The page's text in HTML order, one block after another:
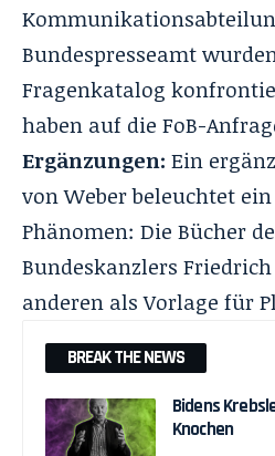
Bundespresseamt
Fragenkatalog
haben auf die FoB-
Ergänzungen: Ein
von Weber beleuchtet
Phänomen: Die Bücher
Bundeskanzlers
anderen als Vorlage für
BREAK THE NEWS
Bidens
Knochen